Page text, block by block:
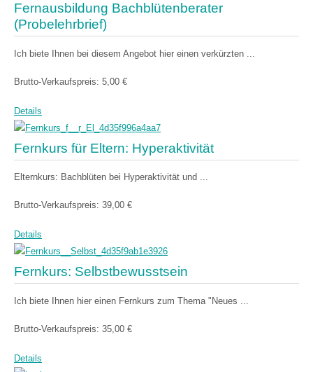
Fernausbildung Bachblütenberater
(Probelehrbrief)
Ich biete Ihnen bei diesem Angebot hier einen verkürzten ...
Brutto-Verkaufspreis: 5,00 €
Details
Fernkurs für Eltern: Hyperaktivität
Elternkurs: Bachblüten bei Hyperaktivität und ...
Brutto-Verkaufspreis: 39,00 €
Details
Fernkurs: Selbstbewusstsein
Ich biete Ihnen hier einen Fernkurs zum Thema "Neues ...
Brutto-Verkaufspreis: 35,00 €
Details